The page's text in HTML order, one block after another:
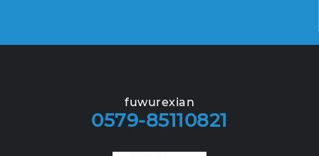
fuwurexian
0579-85110821